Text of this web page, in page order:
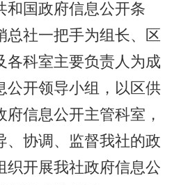
和国政府信息公开条
总社一把手为组长、区
各科室主要负责人为成
公开领导小组，以区供
信息公开主管科室，
、协调、监督我社的政
织开展我社政府信息公